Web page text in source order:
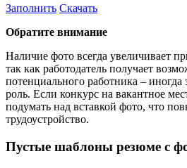
Заполнить Скачать
Обратите внимание
Наличие фото всегда увеличивает
так как работодатель получает
потенциального работника –
роль. Если конкурс на вакантное
подумать над вставкой фото, что
трудоустройство.
Пустые шаблоны резюме с